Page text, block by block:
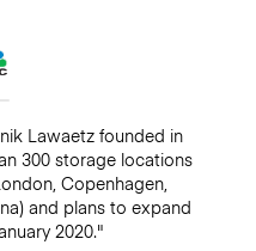
Lawaetz founded in
300 storage locations
Copenhagen,
and plans to expand
2020."